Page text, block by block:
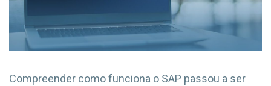
Compreender como funciona o SAP passou a ser